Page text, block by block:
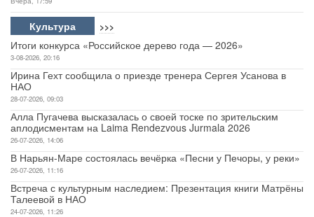
Культура >>>
Итоги конкурса «Российское дерево года — 2026»
3-08-2026, 20:16
Ирина Гехт сообщила о приезде тренера Сергея Усанова в
НАО
28-07-2026, 09:03
Алла Пугачева высказалась о своей тоске по зрительским
аплодисментам на Laima Rendezvous Jurmala 2026
26-07-2026, 14:06
В Нарьян-Маре состоялась вечёрка «Песни у Печоры, у реки»
26-07-2026, 11:16
Встреча с культурным наследием: Презентация книги Матрёны
Талеевой в НАО
24-07-2026, 11:26